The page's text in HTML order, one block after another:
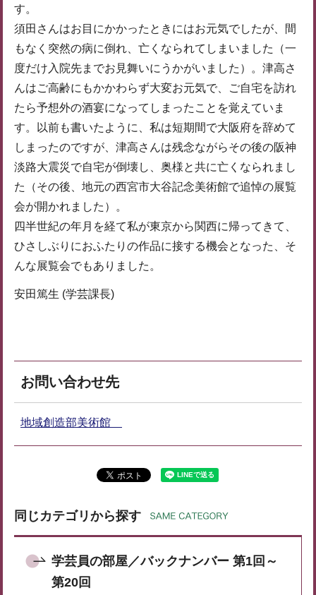
す。
須田さんはお目にかかったときにはお元気でしたが、間
もなく突然の病に倒れ、亡くなられてしまいました（一
度だけ入院先までお見舞いにうかがいました）。津高さ
んはご高齢にもかかわらず大変お元気で、ご自宅を訪れ
たら予想外の酒宴になってしまったことを覚えていま
す。以前も書いたように、私は短期間で大阪府を辞めて
しまったのですが、津高さんは残念ながらその後の阪神
淡路大震災で自宅が倒壊し、奥様と共に亡くなられまし
た（その後、地元の西宮市大谷記念美術館で追悼の展覧
会が開かれました）。
四半世紀の年月を経て私が東京から関西に帰ってきて、
ひさしぶりにおふたりの作品に接する機会となった、そ
んな展覧会でもありました。
安田篤生 (学芸課長)
お問い合わせ先
地域創造部美術館
同じカテゴリから探す
学芸員の部屋／バックナンバー 第1回～
第20回